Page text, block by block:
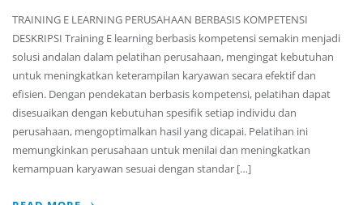
TRAINING E LEARNING PERUSAHAAN BERBASIS KOMPETENSI
DESKRIPSI Training E learning berbasis kompetensi semakin menjadi
solusi andalan dalam pelatihan perusahaan, mengingat kebutuhan
untuk meningkatkan keterampilan karyawan secara efektif dan
efisien. Dengan pendekatan berbasis kompetensi, pelatihan dapat
disesuaikan dengan kebutuhan spesifik setiap individu dan
perusahaan, mengoptimalkan hasil yang dicapai. Pelatihan ini
memungkinkan perusahaan untuk menilai dan meningkatkan
kemampuan karyawan sesuai dengan standar […]